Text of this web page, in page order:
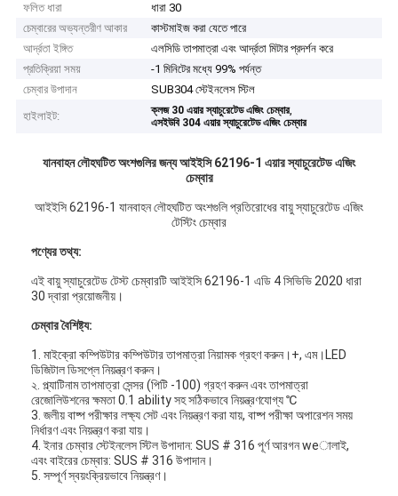
ফলিত ধারা
ধারা 30
চেম্বারের অভ্যন্তরীণ আকার
কাস্টমাইজ করা যেতে পারে
আর্দ্রতা ইঙ্গিত
এলসিডি তাপমাত্রা এবং আর্দ্রতা মিটার প্রদর্শন করে
প্রতিক্রিয়া সময়
-1 মিনিটের মধ্যে 99% পর্যন্ত
চেম্বার উপাদান
SUB304 স্টেইনলেস স্টিল
হাইলাইট:
ক্লজ 30 এয়ার স্যাচুরেটেড এজিং চেম্বার,
এসইউবি 304 এয়ার স্যাচুরেটেড এজিং চেম্বার
যানবাহন লৌহঘটিত অংশগুলির জন্য আইইসি 62196-1 এয়ার স্যাচুরেটেড এজিং
চেম্বার
আইইসি 62196-1 যানবাহন লৌহঘটিত অংশগুলি প্রতিরোধের বায়ু স্যাচুরেটেড এজিং
টেস্টিং চেম্বার
পণ্যের তথ্য:
এই বায়ু স্যাচুরেটেড টেস্ট চেম্বারটি আইইসি 62196-1 এডি 4 সিভিভি 2020 ধারা
30 দ্বারা প্রয়োজনীয়।
চেম্বার বৈশিষ্ট্য:
1. মাইক্রো কম্পিউটার কম্পিউটার তাপমাত্রা নিয়ামক গ্রহণ করুন।+, এম।LED
ডিজিটাল ডিসপ্লে নিয়ন্ত্রণ করুন।
২. প্ল্যাটিনাম তাপমাত্রা সেন্সর (পিটি -100) গ্রহণ করুন এবং তাপমাত্রা
রেজোলিউশনের ক্ষমতা 0.1 ability সহ সঠিকভাবে নিয়ন্ত্রণযোগ্য ℃
3. জলীয় বাষ্প পরীক্ষার লক্ষ্য সেট এবং নিয়ন্ত্রণ করা যায়, বাষ্প পরীক্ষা অপারেশন সময়
নির্ধারণ এবং নিয়ন্ত্রণ করা যায়।
4. ইনার চেম্বার স্টেইনলেস স্টিল উপাদান: SUS # 316 পূর্ণ আরগন weালাই,
এবং বাইরের চেম্বার: SUS # 316 উপাদান।
5. সম্পূর্ণ স্বয়ংক্রিয়ভাবে নিয়ন্ত্রণ।